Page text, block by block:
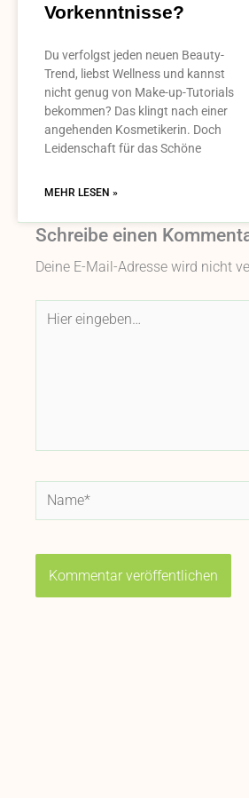
Vorkenntnisse?
Du verfolgst jeden neuen Beauty-
Trend, liebst Wellness und kannst
nicht genug von Make-up-Tutorials
bekommen? Das klingt nach einer
angehenden Kosmetikerin. Doch
Leidenschaft für das Schöne
MEHR LESEN »
Schreibe einen
Deine E-Mail-Adresse wird nicht
Hier
Name*